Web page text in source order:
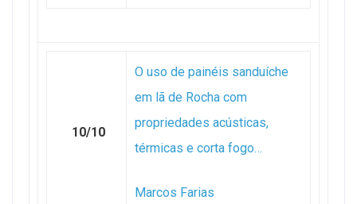
10/10
O uso de painéis sanduíche
em lã de Rocha com
propriedades acústicas,
térmicas e corta fogo…
Marcos Farias